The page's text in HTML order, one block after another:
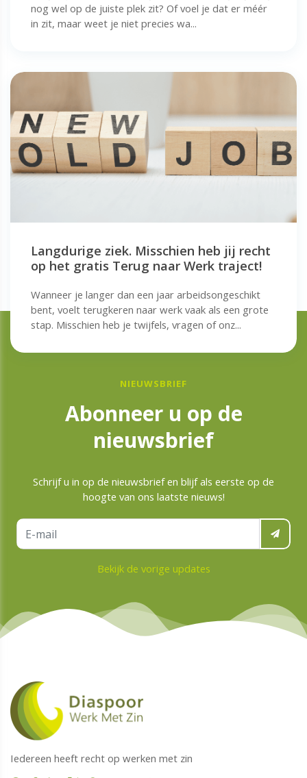
nog wel op de juiste plek zit? Of voel je dat er méér
in zit, maar weet je niet precies wa...
Langdurige ziek. Misschien heb jij recht
op het gratis Terug naar Werk traject!
Wanneer je langer dan een jaar arbeidsongeschikt
bent, voelt terugkeren naar werk vaak als een grote
stap. Misschien heb je twijfels, vragen of onz...
NIEUWSBRIEF
Abonneer u op de
nieuwsbrief
Schrijf u in op de nieuwsbrief en blijf als eerste op de
hoogte van ons laatste nieuws!
Bekijk de vorige updates
Iedereen heeft recht op werken met zin